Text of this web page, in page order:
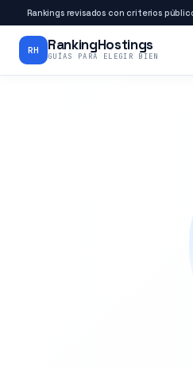
Rankings revisados con criterios
RH RankingHostings
GUÍAS PARA ELEGIR BIEN